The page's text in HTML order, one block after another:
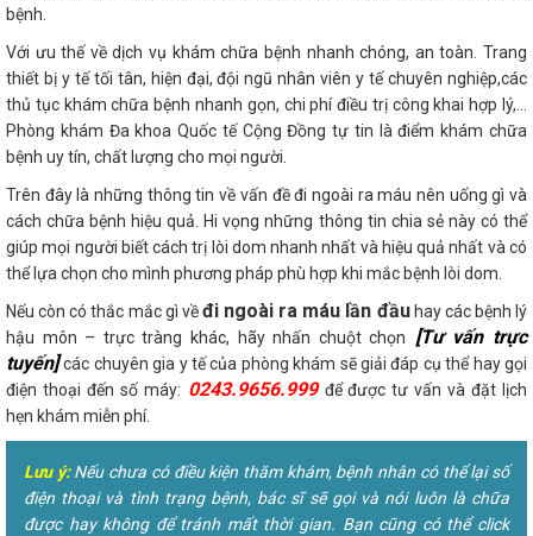
bệnh.
Với ưu thế về dịch vụ khám chữa bệnh nhanh chóng, an toàn. Trang
thiết bị y tế tối tân, hiện đại, đội ngũ nhân viên y tế chuyên nghiệp,các
thủ tục khám chữa bệnh nhanh gọn, chi phí điều trị công khai hợp lý,…
Phòng khám Đa khoa Quốc tế Cộng Đồng tự tin là điểm khám chữa
bệnh uy tín, chất lượng cho mọi người.
Trên đây là những thông tin về vấn đề đi ngoài ra máu nên uống gì và
cách chữa bệnh hiệu quả. Hi vọng những thông tin chia sẻ này có thể
giúp mọi người biết cách trị lòi dom nhanh nhất và hiệu quả nhất và có
thể lựa chọn cho mình phương pháp phù hợp khi mắc bệnh lòi dom.
Nếu còn có thắc mắc gì vềđi ngoài ra máu lần đầuhay các bệnh lý
hậu môn – trực tràng khác, hãy nhấn chuột chọn
[Tư vấn trực
tuyến]các chuyên gia y tế của phòng khám sẽ giải đáp cụ thể hay gọi
điện thoại đến số máy: 0243.9656.999 để được tư vấn và đặt lịch
hẹn khám miễn phí.
Lưu ý:Nếu chưa có điều kiện thăm khám, bệnh nhân có thể lại số
điện thoại và tình trạng bệnh, bác sĩ sẽ gọi và nói luôn là chữa
được hay không để tránh mất thời gian. Bạn cũng có thể click